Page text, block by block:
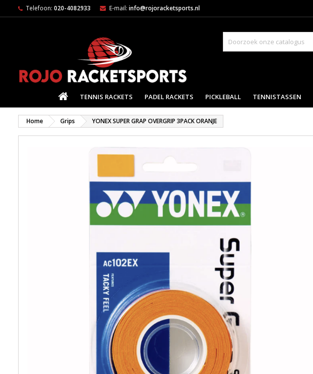
Telefoon: 020-4082933 E-mail: info@rojoracketsports.nl
HOMETENNIS RACKETS PADEL RACKETS PICKLEBALL TENNISTASSEN
Home Grips YONEX SUPER GRAP OVERGRIP 3PACK ORANJE